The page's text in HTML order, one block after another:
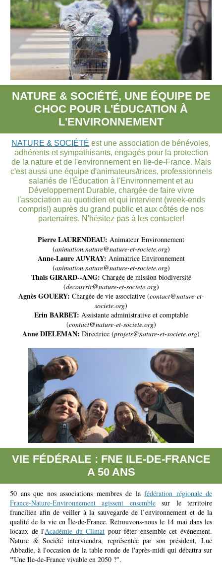
NATURE & SOCIÉTÉ, UNE ÉQUIPE DE
CHOC POUR L'ÉDUCATION À
L'ENVIRONNEMENT
NATURE & SOCIÉTÉ est une association de bénévoles,
adhérents et sympathisants, engagés pour la protection
de la nature et de l'environnement en Ile-de-France. Mais
c'est aussi une équipe d'animateurs/trices, professionnels
salariés de l'Éducation à l'Environnement et au
Développement Durable, chargée de faire vivre
l'association au quotidien et qui intervient (week-ends
compris!) auprès du grand public et aux côtés de nos
partenaires. N'hésitez pas à les contacter!
Pierre LAURENDEAU: Animateur Environnement
(animation.nature@nature-et-societe.org)
Anne-Laure AUVRAY: Animatrice Environnement
(animation.nature@nature-et-societe.org)
Thaïs GIRARD--ANG: Chargée de mission biodiversité
(decouvrir@nature-et-societe.org)
Agnès GOUERY: Chargée de vie associative (contact@nature-et-
societe.org)
Erin BARBET: Assistante administrative et comptable
(contact@nature-et-societe.org)
Anne DIELEMAN: Directrice (projets@nature-et-societe.org)
VIE FÉDÉRALE : FNE ILE-DE-FRANCE
A 50 ANS
50 ans que nos associations membres de la fédération régionale de
France-Nature-Environnementagissent ensemblesur le territoire
francilien afin de veiller à la sauvegarde de l’environnement et de la
qualité de la vie en Île-de-France. Retrouvons-nous le 14 mai dans les
locaux de l'Académie du Climat pour fêter ensemble cet événement.
Nature & Société interviendra, représentée par son président, Luc
Abbadie, à l'occasion de la table ronde de l'après-midi qui débattra sur
"Une Ile-de-France vivable en 2050 ?".